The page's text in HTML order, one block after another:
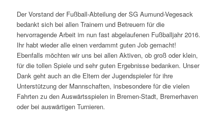
Der Vorstand der Fußball-Abteilung der SG Aumund-Vegesack
bedankt sich bei allen Trainern und Betreuern für die
hervorragende Arbeit im nun fast abgelaufenen Fußballjahr 2016.
Ihr habt wieder alle einen verdammt guten Job gemacht!
Ebenfalls möchten wir uns bei allen Aktiven, ob groß oder klein,
für die tollen Spiele und sehr guten Ergebnisse bedanken. Unser
Dank geht auch an die Eltern der Jugendspieler für ihre
Unterstützung der Mannschaften, insbesondere für die vielen
Fahrten zu den Auswärtsspielen in Bremen-Stadt, Bremerhaven
oder bei auswärtigen Turnieren.